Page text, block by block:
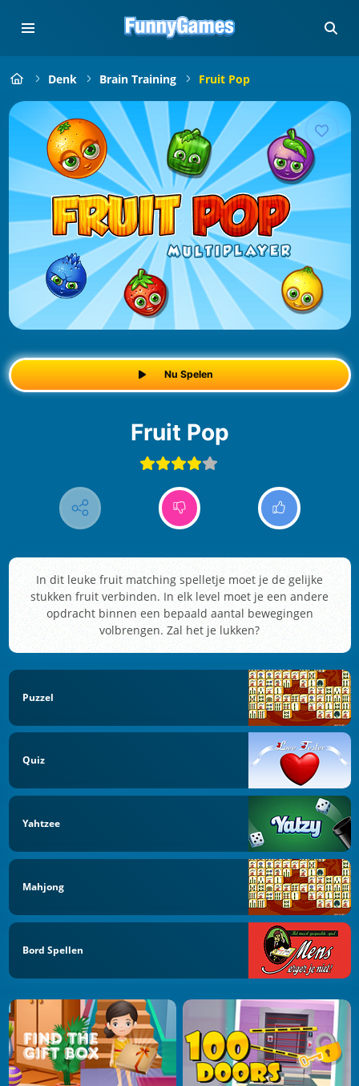
Denk Brain Training Fruit Pop
Nu Spelen
Fruit Pop
In dit leuke fruit matching spelletje moet je de gelijke
stukken fruit verbinden. In elk level moet je een andere
opdracht binnen een bepaald aantal bewegingen
volbrengen. Zal het je lukken?
Puzzel
Quiz
Yahtzee
Mahjong
Bord Spellen